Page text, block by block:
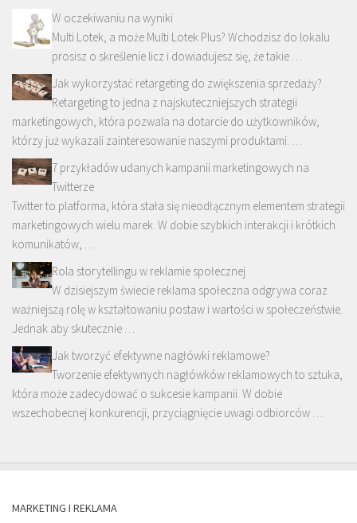
W oczekiwaniu na wyniki
Multi Lotek, a może Multi Lotek Plus? Wchodzisz do lokalu
prosisz o skreślenie licz i dowiadujesz się, że takie …
Jak wykorzystać retargeting do zwiększenia sprzedaży?
Retargeting to jedna z najskuteczniejszych strategii
marketingowych, która pozwala na dotarcie do użytkowników,
którzy już wykazali zainteresowanie naszymi produktami. …
7 przykładów udanych kampanii marketingowych na
Twitterze
Twitter to platforma, która stała się nieodłącznym elementem strategii
marketingowych wielu marek. W dobie szybkich interakcji i krótkich
komunikatów, …
Rola storytellingu w reklamie społecznej
W dzisiejszym świecie reklama społeczna odgrywa coraz
ważniejszą rolę w kształtowaniu postaw i wartości w społeczeństwie.
Jednak aby skutecznie …
Jak tworzyć efektywne nagłówki reklamowe?
Tworzenie efektywnych nagłówków reklamowych to sztuka,
która może zadecydować o sukcesie kampanii. W dobie
wszechobecnej konkurencji, przyciągnięcie uwagi odbiorców …
MARKETING I REKLAMA